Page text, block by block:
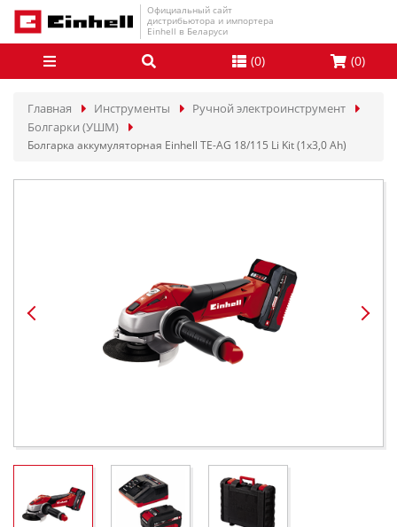
Официальный сайт
дистрибьютора и импортера
Einhell в Беларуси
(0) (0)
Главная Инструменты
Ручной электроинструмент
Болгарки (УШМ)
Болгарка аккумуляторная Einhell TE-AG 18/115 Li Kit (1x3,0 Ah)